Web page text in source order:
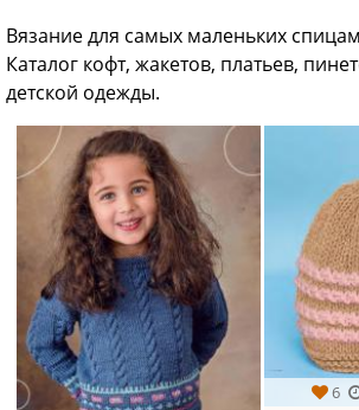
Вязание для самых маленьких
Каталог кофт, жакетов, платьев,
детской одежды.
6